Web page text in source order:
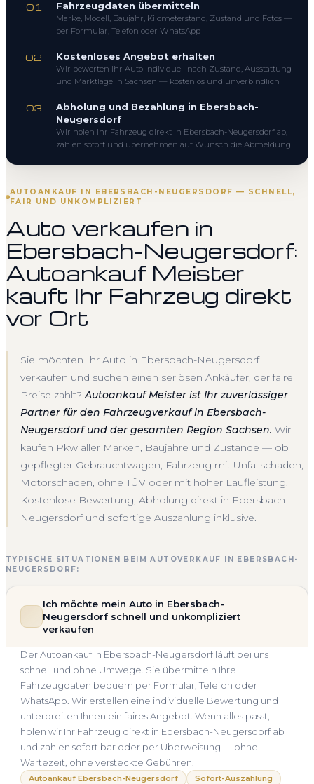
AUTOANKAUF IN EBERSBACH-NEUGERSDORF — SCHNELL,
FAIR UND UNKOMPLIZIERT
Auto verkaufen in
Ebersbach-Neugersdorf:
Autoankauf Meister
kauft Ihr Fahrzeug direkt
vor Ort
Sie möchten Ihr Auto in Ebersbach-Neugersdorf
verkaufen und suchen einen seriösen Ankäufer, der faire
Preise zahlt?Autoankauf Meister ist Ihr zuverlässiger
Partner für den Fahrzeugverkauf in Ebersbach-
Neugersdorf und der gesamten Region Sachsen. Wir
kaufen Pkw aller Marken, Baujahre und Zustände — ob
gepflegter Gebrauchtwagen, Fahrzeug mit Unfallschaden,
Motorschaden, ohne TÜV oder mit hoher Laufleistung.
Kostenlose Bewertung, Abholung direkt in Ebersbach-
Neugersdorf und sofortige Auszahlung inklusive.
TYPISCHE SITUATIONEN BEIM AUTOVERKAUF IN EBERSBACH-
NEUGERSDORF:
Ich möchte mein Auto in Ebersbach-
Neugersdorf schnell und unkompliziert
verkaufen
Der Autoankauf in Ebersbach-Neugersdorf läuft bei uns
schnell und ohne Umwege. Sie übermitteln Ihre
Fahrzeugdaten bequem per Formular, Telefon oder
WhatsApp. Wir erstellen eine individuelle Bewertung und
unterbreiten Ihnen ein faires Angebot. Wenn alles passt,
holen wir Ihr Fahrzeug direkt in Ebersbach-Neugersdorf ab
und zahlen sofort bar oder per Überweisung — ohne
Wartezeit, ohne versteckte Gebühren.
Autoankauf Ebersbach-Neugersdorf
Sofort-Auszahlung
01 Fahrzeugdaten übermitteln
Marke, Modell, Baujahr, Kilometerstand, Zustand und Fotos —
per Formular, Telefon oder WhatsApp
02 Kostenloses Angebot erhalten
Wir bewerten Ihr Auto individuell nach Zustand, Ausstattung
und Marktlage in Sachsen — kostenlos und unverbindlich
03
Abholung und Bezahlung in Ebersbach-
Neugersdorf
Wir holen Ihr Fahrzeug direkt in Ebersbach-Neugersdorf ab,
zahlen sofort und übernehmen auf Wunsch die Abmeldung